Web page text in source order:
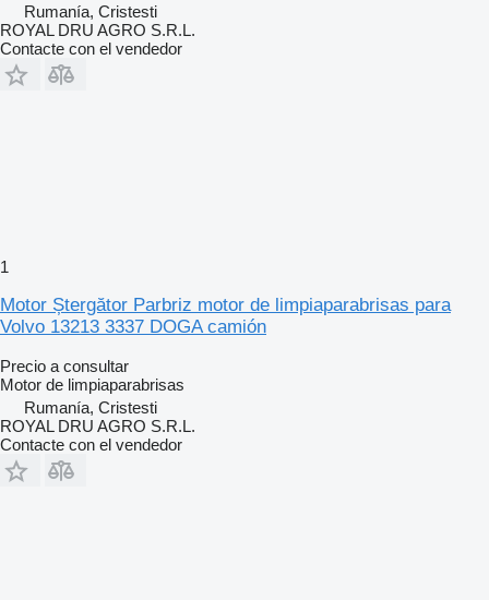
Rumanía, Cristesti
ROYAL DRU AGRO S.R.L.
Contacte con el vendedor
1
Motor Ștergător Parbriz motor de limpiaparabrisas para
Volvo 13213 3337 DOGA camión
Precio a consultar
Motor de limpiaparabrisas
Rumanía, Cristesti
ROYAL DRU AGRO S.R.L.
Contacte con el vendedor